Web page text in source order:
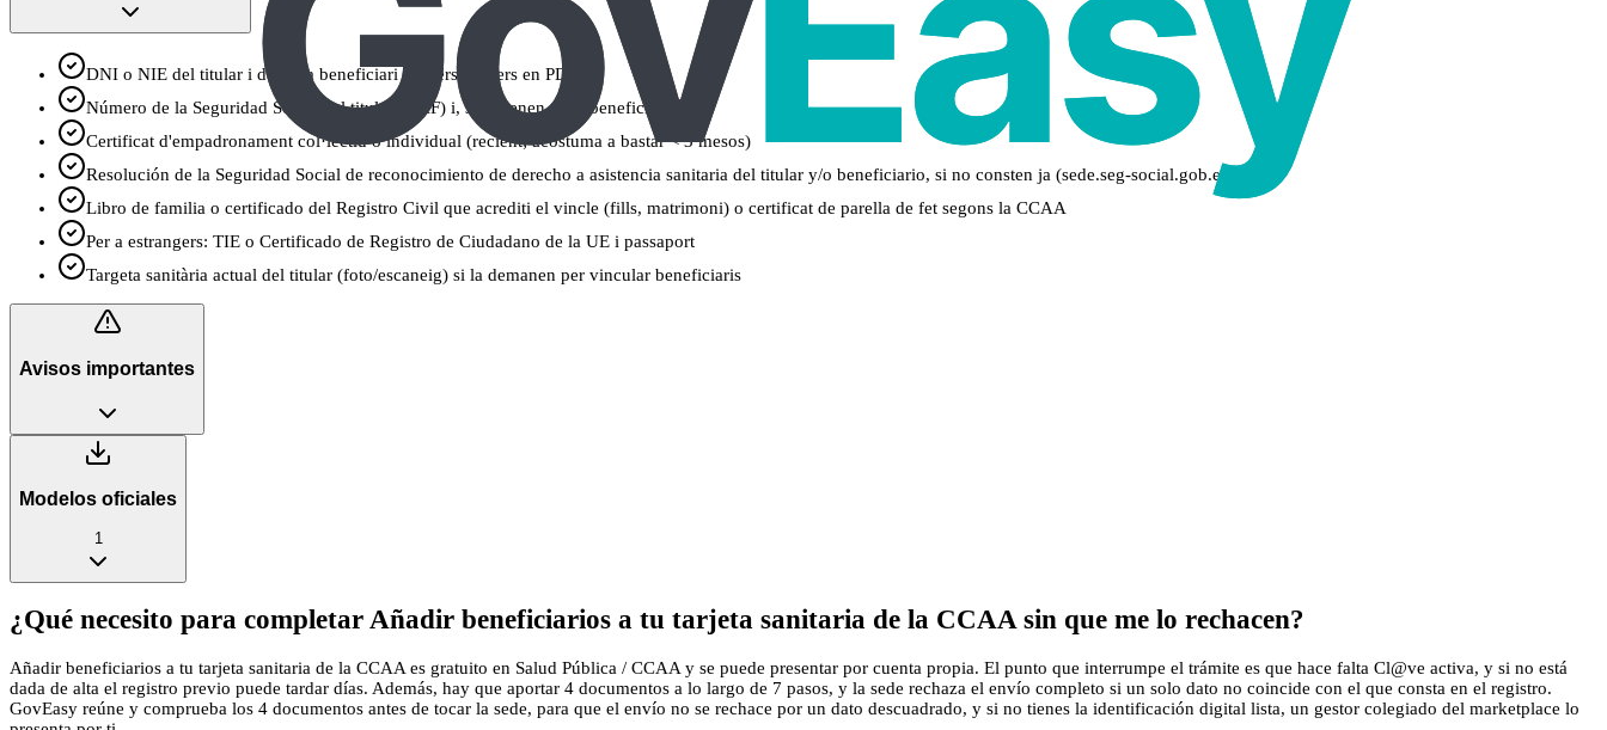
DNI o NIE del titular i de cada beneficiari (anvers i revers en PDF)
Número de la Seguridad Social del titular (NAF) i, si en tenen, dels beneficiaris
Certificat d'empadronament col·lectiu o individual (recient; acostuma a bastar < 3 mesos)
Resolución de la Seguridad Social de reconocimiento de derecho a asistencia sanitaria del titular y/o beneficiario, si no consten ja (sede.seg-social.gob.es)
Libro de familia o certificado del Registro Civil que acrediti el vincle (fills, matrimoni) o certificat de parella de fet segons la CCAA
Per a estrangers: TIE o Certificado de Registro de Ciudadano de la UE i passaport
Targeta sanitària actual del titular (foto/escaneig) si la demanen per vincular beneficiaris
Avisos importantes
Modelos oficiales
1
¿Qué necesito para completar Añadir beneficiarios a tu tarjeta sanitaria de la CCAA sin que me lo rechacen?
Añadir beneficiarios a tu tarjeta sanitaria de la CCAA es gratuito en Salud Pública / CCAA y se puede presentar por cuenta propia. El punto que interrumpe el trámite es que hace falta Cl@ve activa, y si no está
dada de alta el registro previo puede tardar días. Además, hay que aportar 4 documentos a lo largo de 7 pasos, y la sede rechaza el envío completo si un solo dato no coincide con el que consta en el registro.
GovEasy reúne y comprueba los 4 documentos antes de tocar la sede, para que el envío no se rechace por un dato descuadrado, y si no tienes la identificación digital lista, un gestor colegiado del marketplace lo